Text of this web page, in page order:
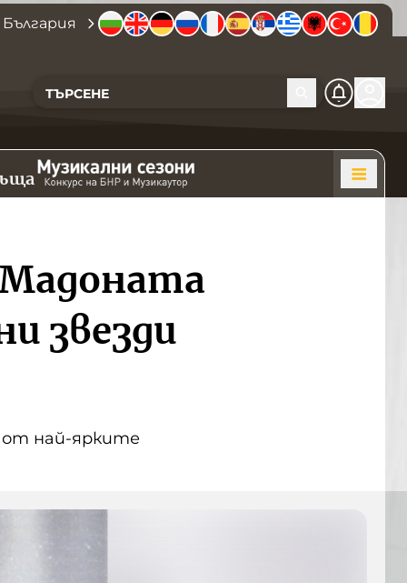
Мадоната
звезди
от най-ярките